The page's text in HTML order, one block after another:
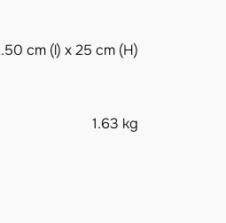
cm (l) x 25 cm (H)
1.63 kg